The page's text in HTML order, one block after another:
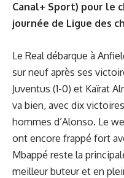
Canal+ Sport) pour le
journée de Ligue des
Le Real débarque à
sur neuf après ses
Juventus (1-0) et Kaïrat
va bien, avec dix
hommes d’Alonso. Le
ont encore frappé fort
Mbappé reste la
meilleur buteur et en